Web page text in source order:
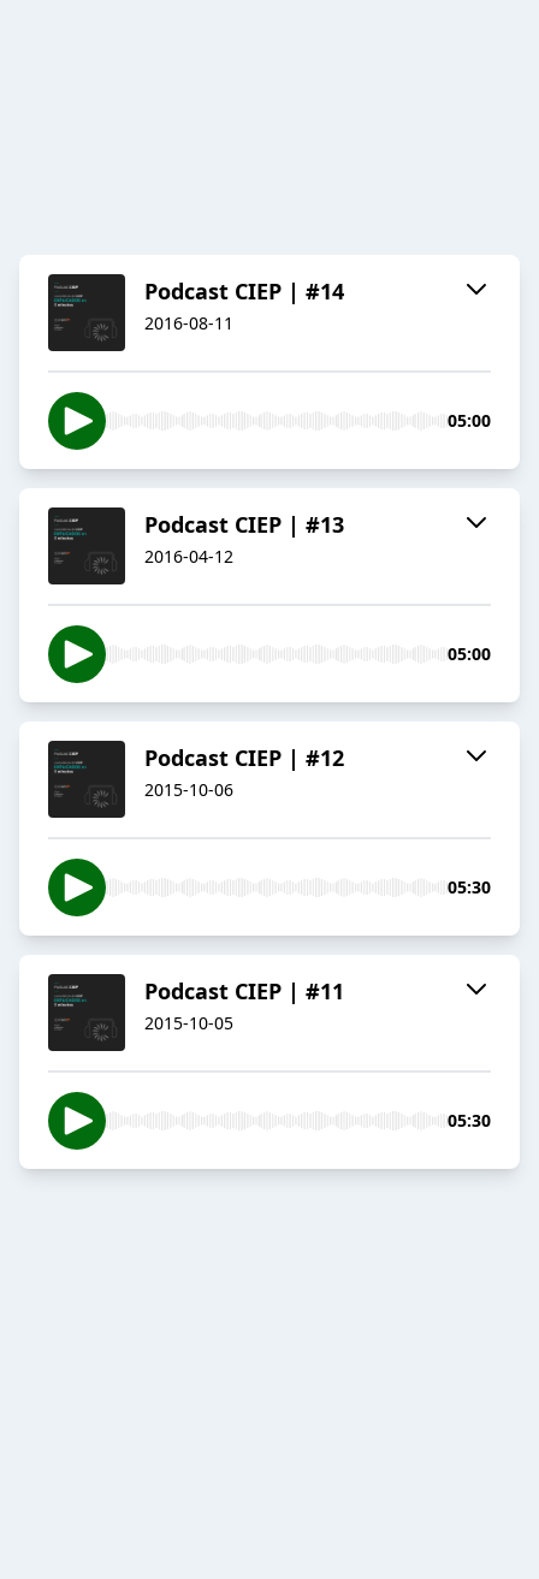
Podcast CIEP | #14
2016-08-11
05:00
Podcast CIEP | #13
2016-04-12
05:00
Podcast CIEP | #12
2015-10-06
05:30
Podcast CIEP | #11
2015-10-05
05:30